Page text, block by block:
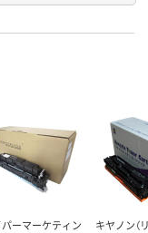
ーマーケティン
キヤノン（